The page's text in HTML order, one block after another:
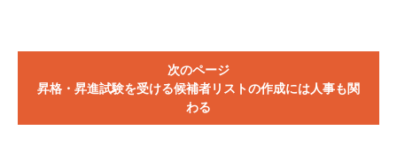
次のページ
昇格・昇進試験を受ける候補者リストの作成には人事も関
わる